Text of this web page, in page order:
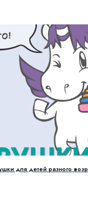
для детей разного